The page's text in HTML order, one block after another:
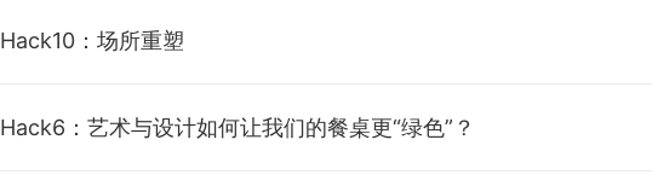
Hack10：场所重塑
Hack6：艺术与设计如何让我们的餐桌更“绿色”？